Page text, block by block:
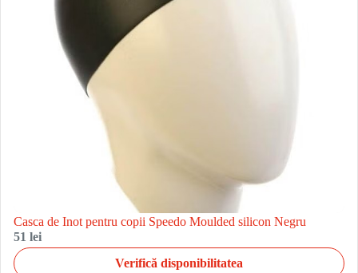
Casca de Inot pentru copii Speedo Moulded silicon Negru
51 lei
Verifică disponibilitatea